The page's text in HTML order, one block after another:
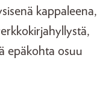
kappaleena,
epäkohta osuu